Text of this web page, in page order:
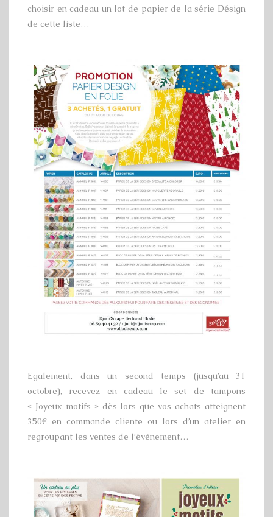
choisir en cadeau un lot de papier de la série Désign
de cette liste…
Egalement, dans un second temps (jusqu’au 31
octobre), recevez en cadeau le set de tampons
« Joyeux motifs » dès lors que vos achats atteignent
350€ en commande cliente ou lors d’un atelier en
regroupant les ventes de l’évènement…